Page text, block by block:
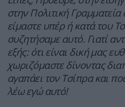
στην Πολιτική
είμαστε υπέρ ή κατά του
συζητήσαμε αυτό. Γιατί
εξής: ότι είναι δική μας
χωριζόμαστε δίνοντας
αγαπάει τον Τσίπρα και
λέω εγώ αυτό!